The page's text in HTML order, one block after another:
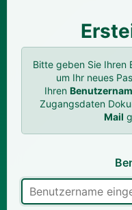
Bitte geben Sie Ihren
um Ihr neues
Ihren
Zugangsdaten
Mail